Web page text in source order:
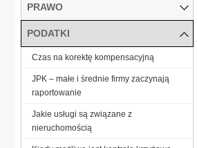
PRAWO
PODATKI
Czas na korektę kompensacyjną
JPK – małe i średnie firmy zaczynają
raportowanie
Jakie usługi są związane z
nieruchomością